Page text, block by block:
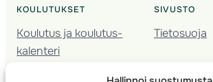
KOULUTUKSET
Koulutus ja koulutus­
kalenteri
SIVUSTO
Tietosuoja